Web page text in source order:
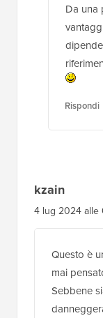
Da una
Rispondi
kzain
4 lug 2024 alle
Questo è
mai
Sebbene